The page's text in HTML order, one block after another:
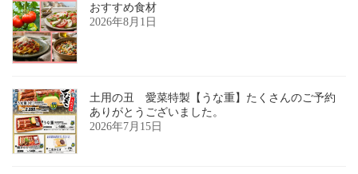
おすすめ食材
2026年8月1日
土用の丑 愛菜特製【うな重】たくさんのご予約
ありがとうございました。
2026年7月15日